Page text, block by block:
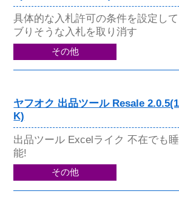
具体的な入札許可の条件を設定し
ブりそうな入札を取り消す
その他
ヤフオク 出品ツール Resale
K)
出品ツール Excelライク 不在でも
能!
その他